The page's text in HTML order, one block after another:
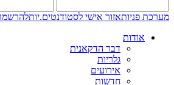
מערכת פניותאזור אישי לסטודנטים.יות
אודות
דבר הדקאנית
גלריות
אירועים
חדשות